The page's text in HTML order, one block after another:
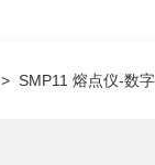
> SMP11 熔点仪-数